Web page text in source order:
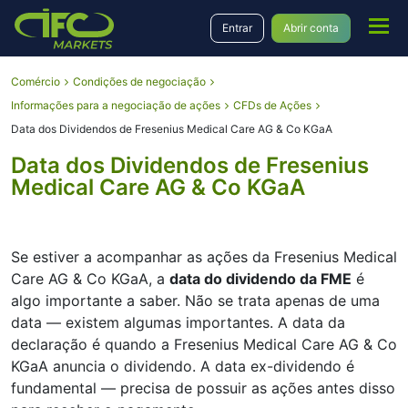
Entrar Abrir conta
Comércio
Condições de negociação
Informações para a negociação de ações
CFDs de Ações
Data dos Dividendos de Fresenius Medical Care AG & Co KGaA
Data dos Dividendos de Fresenius
Medical Care AG & Co KGaA
Se estiver a acompanhar as ações da Fresenius Medical
Care AG & Co KGaA, a data do dividendo da FME é
algo importante a saber. Não se trata apenas de uma
data — existem algumas importantes. A data da
declaração é quando a Fresenius Medical Care AG & Co
KGaA anuncia o dividendo. A data ex-dividendo é
fundamental — precisa de possuir as ações antes disso